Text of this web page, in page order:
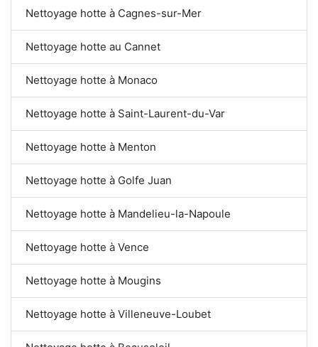
Nettoyage hotte à Cagnes-sur-Mer
Nettoyage hotte au Cannet
Nettoyage hotte à Monaco
Nettoyage hotte à Saint-Laurent-du-Var
Nettoyage hotte à Menton
Nettoyage hotte à Golfe Juan
Nettoyage hotte à Mandelieu-la-Napoule
Nettoyage hotte à Vence
Nettoyage hotte à Mougins
Nettoyage hotte à Villeneuve-Loubet